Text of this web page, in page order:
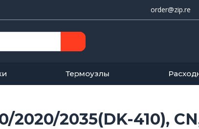
order@zip.re
Термоузлы
2035(DK-410),